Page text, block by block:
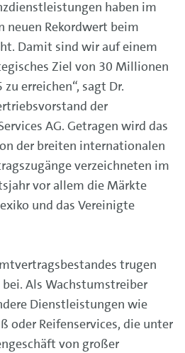
haben im
neuen Rekordwert beim
Damit sind wir auf einem
Ziel von 30 Millionen
erreichen“, sagt Dr.
der
AG. Getragen wird das
der breiten internationalen
verzeichneten im
vor allem die Märkte
und das Vereinigte
trugen
Als Wachstumstreiber
Dienstleistungen wie
oder Reifenservices, die unter
von großer